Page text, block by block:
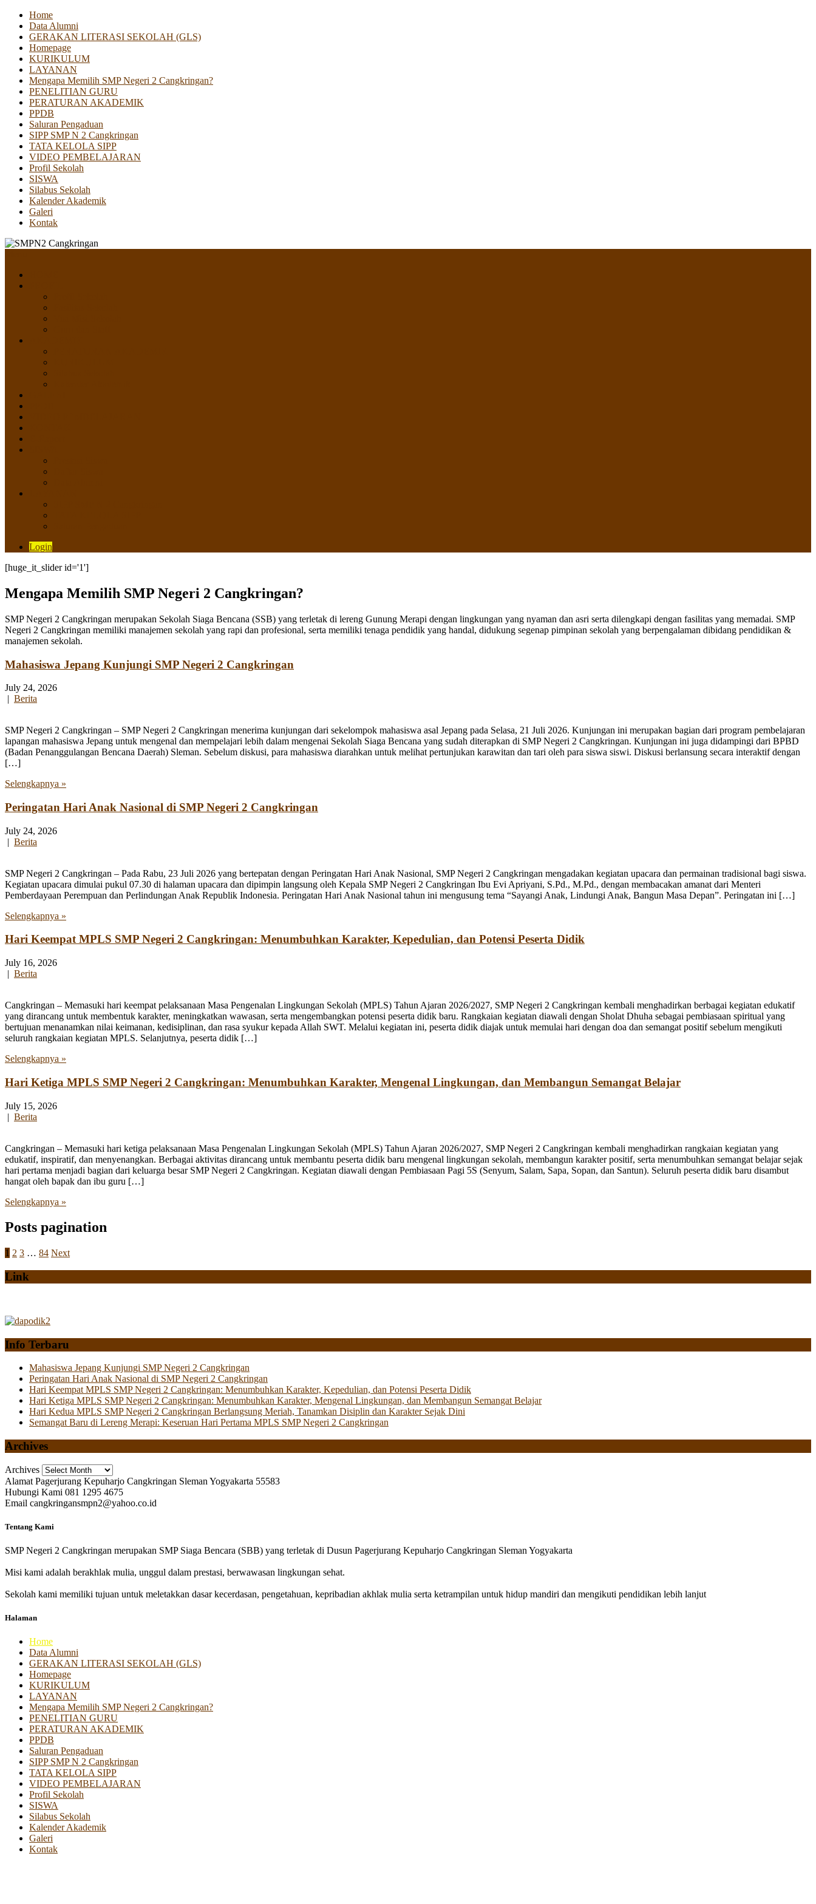
Home
Data Alumni
GERAKAN LITERASI SEKOLAH (GLS)
Homepage
KURIKULUM
LAYANAN
Mengapa Memilih SMP Negeri 2 Cangkringan?
PENELITIAN GURU
PERATURAN AKADEMIK
PPDB
Saluran Pengaduan
SIPP SMP N 2 Cangkringan
TATA KELOLA SIPP
VIDEO PEMBELAJARAN
Profil Sekolah
SISWA
Silabus Sekolah
Kalender Akademik
Galeri
Kontak
Login
[huge_it_slider id='1']
Mengapa Memilih SMP Negeri 2 Cangkringan?
SMP Negeri 2 Cangkringan merupakan Sekolah Siaga Bencana (SSB) yang terletak di lereng Gunung Merapi dengan lingkungan yang nyaman dan asri serta dilengkapi dengan fasilitas yang memadai. SMP
Negeri 2 Cangkringan memiliki manajemen sekolah yang rapi dan profesional, serta memiliki tenaga pendidik yang handal, didukung segenap pimpinan sekolah yang berpengalaman dibidang pendidikan &
manajemen sekolah.
Mahasiswa Jepang Kunjungi SMP Negeri 2 Cangkringan
July 24, 2026
| Berita
SMP Negeri 2 Cangkringan – SMP Negeri 2 Cangkringan menerima kunjungan dari sekelompok mahasiswa asal Jepang pada Selasa, 21 Juli 2026. Kunjungan ini merupakan bagian dari program pembelajaran
lapangan mahasiswa Jepang untuk mengenal dan mempelajari lebih dalam mengenai Sekolah Siaga Bencana yang sudah diterapkan di SMP Negeri 2 Cangkringan. Kunjungan ini juga didampingi dari BPBD
(Badan Penanggulangan Bencana Daerah) Sleman. Sebelum diskusi, para mahasiswa diarahkan untuk melihat pertunjukan karawitan dan tari oleh para siswa siswi. Diskusi berlansung secara interaktif dengan
[…]
Selengkapnya »
Peringatan Hari Anak Nasional di SMP Negeri 2 Cangkringan
July 24, 2026
| Berita
SMP Negeri 2 Cangkringan – Pada Rabu, 23 Juli 2026 yang bertepatan dengan Peringatan Hari Anak Nasional, SMP Negeri 2 Cangkringan mengadakan kegiatan upacara dan permainan tradisional bagi siswa.
Kegiatan upacara dimulai pukul 07.30 di halaman upacara dan dipimpin langsung oleh Kepala SMP Negeri 2 Cangkringan Ibu Evi Apriyani, S.Pd., M.Pd., dengan membacakan amanat dari Menteri
Pemberdayaan Perempuan dan Perlindungan Anak Republik Indonesia. Peringatan Hari Anak Nasional tahun ini mengusung tema “Sayangi Anak, Lindungi Anak, Bangun Masa Depan”. Peringatan ini […]
Selengkapnya »
Hari Keempat MPLS SMP Negeri 2 Cangkringan: Menumbuhkan Karakter, Kepedulian, dan Potensi Peserta Didik
July 16, 2026
| Berita
Cangkringan – Memasuki hari keempat pelaksanaan Masa Pengenalan Lingkungan Sekolah (MPLS) Tahun Ajaran 2026/2027, SMP Negeri 2 Cangkringan kembali menghadirkan berbagai kegiatan edukatif
yang dirancang untuk membentuk karakter, meningkatkan wawasan, serta mengembangkan potensi peserta didik baru. Rangkaian kegiatan diawali dengan Sholat Dhuha sebagai pembiasaan spiritual yang
bertujuan menanamkan nilai keimanan, kedisiplinan, dan rasa syukur kepada Allah SWT. Melalui kegiatan ini, peserta didik diajak untuk memulai hari dengan doa dan semangat positif sebelum mengikuti
seluruh rangkaian kegiatan MPLS. Selanjutnya, peserta didik […]
Selengkapnya »
Hari Ketiga MPLS SMP Negeri 2 Cangkringan: Menumbuhkan Karakter, Mengenal Lingkungan, dan Membangun Semangat Belajar
July 15, 2026
| Berita
Cangkringan – Memasuki hari ketiga pelaksanaan Masa Pengenalan Lingkungan Sekolah (MPLS) Tahun Ajaran 2026/2027, SMP Negeri 2 Cangkringan kembali menghadirkan rangkaian kegiatan yang
edukatif, inspiratif, dan menyenangkan. Berbagai aktivitas dirancang untuk membantu peserta didik baru mengenal lingkungan sekolah, membangun karakter positif, serta menumbuhkan semangat belajar sejak
hari pertama menjadi bagian dari keluarga besar SMP Negeri 2 Cangkringan. Kegiatan diawali dengan Pembiasaan Pagi 5S (Senyum, Salam, Sapa, Sopan, dan Santun). Seluruh peserta didik baru disambut
hangat oleh bapak dan ibu guru […]
Selengkapnya »
Posts pagination
1 2 3 … 84 Next
Link
Info Terbaru
Mahasiswa Jepang Kunjungi SMP Negeri 2 Cangkringan
Peringatan Hari Anak Nasional di SMP Negeri 2 Cangkringan
Hari Keempat MPLS SMP Negeri 2 Cangkringan: Menumbuhkan Karakter, Kepedulian, dan Potensi Peserta Didik
Hari Ketiga MPLS SMP Negeri 2 Cangkringan: Menumbuhkan Karakter, Mengenal Lingkungan, dan Membangun Semangat Belajar
Hari Kedua MPLS SMP Negeri 2 Cangkringan Berlangsung Meriah, Tanamkan Disiplin dan Karakter Sejak Dini
Semangat Baru di Lereng Merapi: Keseruan Hari Pertama MPLS SMP Negeri 2 Cangkringan
Archives
Archives
Alamat Pagerjurang Kepuharjo Cangkringan Sleman Yogyakarta 55583
Hubungi Kami 081 1295 4675
Email cangkringansmpn2@yahoo.co.id
Tentang Kami
SMP Negeri 2 Cangkringan merupakan SMP Siaga Bencara (SBB) yang terletak di Dusun Pagerjurang Kepuharjo Cangkringan Sleman Yogyakarta
Misi kami adalah berakhlak mulia, unggul dalam prestasi, berwawasan lingkungan sehat.
Sekolah kami memiliki tujuan untuk meletakkan dasar kecerdasan, pengetahuan, kepribadian akhlak mulia serta ketrampilan untuk hidup mandiri dan mengikuti pendidikan lebih lanjut
Halaman
Home
Data Alumni
GERAKAN LITERASI SEKOLAH (GLS)
Homepage
KURIKULUM
LAYANAN
Mengapa Memilih SMP Negeri 2 Cangkringan?
PENELITIAN GURU
PERATURAN AKADEMIK
PPDB
Saluran Pengaduan
SIPP SMP N 2 Cangkringan
TATA KELOLA SIPP
VIDEO PEMBELAJARAN
Profil Sekolah
SISWA
Silabus Sekolah
Kalender Akademik
Galeri
Kontak